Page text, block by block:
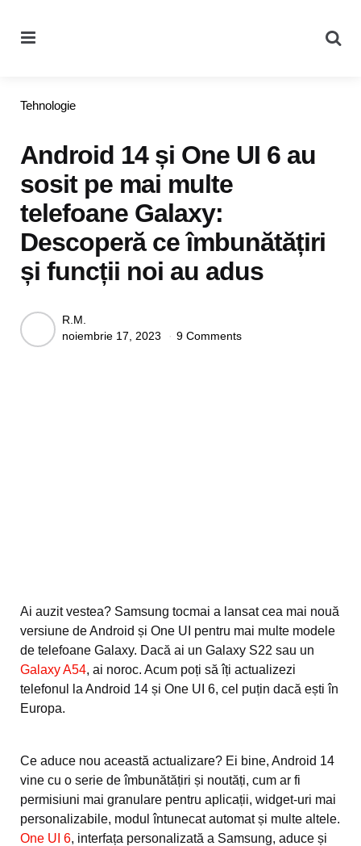
Categories
Tehnologie
Android 14 și One UI 6 au
sosit pe mai multe
telefoane Galaxy:
Descoperă ce îmbunătățiri
și funcții noi au adus
Posted
by
R.M.
noiembrie 17, 2023
9 Comments
Ai auzit vestea? Samsung tocmai a lansat cea mai nouă
versiune de Android și One UI pentru mai multe modele
de telefoane Galaxy. Dacă ai un Galaxy S22 sau un
Galaxy A54, ai noroc. Acum poți să îți actualizezi
telefonul la Android 14 și One UI 6, cel puțin dacă ești în
Europa.
Ce aduce nou această actualizare? Ei bine, Android 14
vine cu o serie de îmbunătățiri și noutăți, cum ar fi
permisiuni mai granulare pentru aplicații, widget-uri mai
personalizabile, modul întunecat automat și multe altele.
One UI 6, interfața personalizată a Samsung, aduce și